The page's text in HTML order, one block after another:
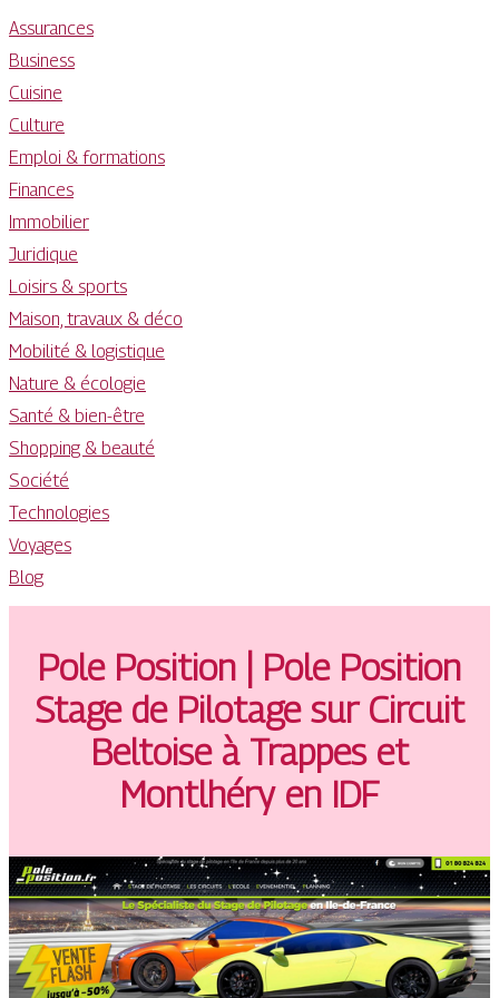
Assurances
Business
Cuisine
Culture
Emploi & formations
Finances
Immobilier
Juridique
Loisirs & sports
Maison, travaux & déco
Mobilité & logistique
Nature & écologie
Santé & bien-être
Shopping & beauté
Société
Technologies
Voyages
Blog
Pole Position | Pole Position
Stage de Pilotage sur Circuit
Beltoise à Trappes et
Montlhéry en IDF